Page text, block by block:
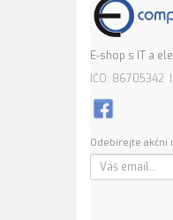
E-shop s IT a
IČO: 86705342
Odebírejte akční